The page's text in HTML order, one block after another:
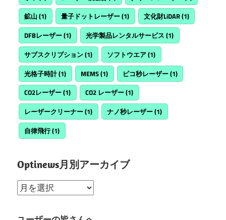
鉱山 (1) 量子ドットレーザー(1) 文化財LiDAR(1)
DFBレーザー(1) 光学製品レンタルサービス (1)
サブスクリプション(1) ソフトウエア(1)
光格子時計(1) MEMS(1) ピコ秒レーザー(1)
CO2レーザー(1) CO2 レーザー(1)
レーザークリーナー(1) ナノ秒レーザー(1)
自律飛行(1)
Optinews月別アーカイブ
Optinews
別